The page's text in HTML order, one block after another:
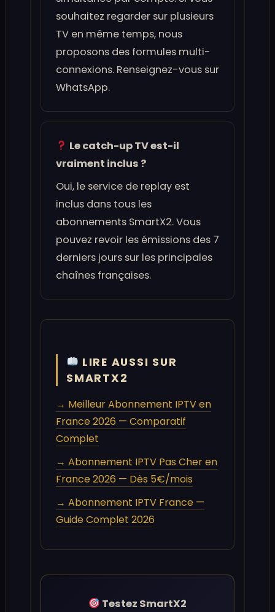
souhaitez regarder sur plusieurs
TV en même temps, nous
proposons des formules multi-
connexions. Renseignez-vous sur
WhatsApp.
Le catch-up TV est-il
vraiment inclus ?
Oui, le service de replay est
inclus dans tous les
abonnements SmartX2. Vous
pouvez revoir les émissions des 7
derniers jours sur les principales
chaînes françaises.
LIRE AUSSI SUR
SMARTX2
→ Meilleur Abonnement IPTV en
France 2026 — Comparatif
Complet
→ Abonnement IPTV Pas Cher en
France 2026 — Dès 5€/mois
→ Abonnement IPTV France —
Guide Complet 2026
Testez SmartX2